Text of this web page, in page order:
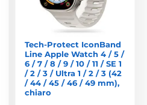
Tech-Protect IconBand
Line Apple Watch 4 / 5 /
6 / 7 / 8 / 9 / 10 / 11 / SE 1
/ 2 / 3 / Ultra 1 / 2 / 3 (42
/ 44 / 45 / 46 / 49 mm),
chiaro